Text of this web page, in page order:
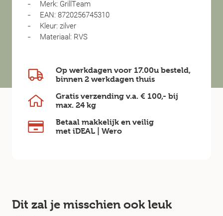
Merk: GrillTeam
EAN: 8720256745310
Kleur: zilver
Materiaal: RVS
Op werkdagen voor 17.00u besteld,
binnen 2 werkdagen thuis
Gratis verzending v.a. € 100,- bij
max. 24 kg
Betaal makkelijk en veilig
met iDEAL | Wero
Dit zal je misschien ook leuk